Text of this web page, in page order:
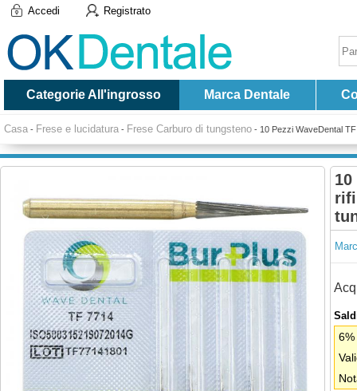
Accedi Registrato
Categorie All'ingrosso Marca Dentale
Casa - Frese e lucidatura - Frese Carburo di tungsteno - 10 Pezzi WaveDental